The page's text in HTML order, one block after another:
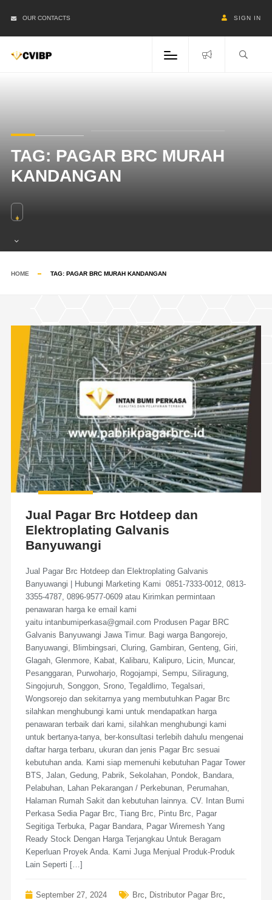
OUR CONTACTS SIGN IN
TAG: PAGAR BRC MURAH
KANDANGAN
HOME TAG: PAGAR BRC MURAH KANDANGAN
Jual Pagar Brc Hotdeep dan
Elektroplating Galvanis
Banyuwangi
Jual Pagar Brc Hotdeep dan Elektroplating Galvanis
Banyuwangi | Hubungi Marketing Kami 0851-7333-0012, 0813-
3355-4787, 0896-9577-0609 atau Kirimkan permintaan
penawaran harga ke email kami
yaitu intanbumiperkasa@gmail.com Produsen Pagar BRC
Galvanis Banyuwangi Jawa Timur. Bagi warga Bangorejo,
Banyuwangi, Blimbingsari, Cluring, Gambiran, Genteng, Giri,
Glagah, Glenmore, Kabat, Kalibaru, Kalipuro, Licin, Muncar,
Pesanggaran, Purwoharjo, Rogojampi, Sempu, Siliragung,
Singojuruh, Songgon, Srono, Tegaldlimo, Tegalsari,
Wongsorejo dan sekitarnya yang membutuhkan Pagar Brc
silahkan menghubungi kami untuk mendapatkan harga
penawaran terbaik dari kami, silahkan menghubungi kami
untuk bertanya-tanya, ber-konsultasi terlebih dahulu mengenai
daftar harga terbaru, ukuran dan jenis Pagar Brc sesuai
kebutuhan anda. Kami siap memenuhi kebutuhan Pagar Tower
BTS, Jalan, Gedung, Pabrik, Sekolahan, Pondok, Bandara,
Pelabuhan, Lahan Pekarangan / Perkebunan, Perumahan,
Halaman Rumah Sakit dan kebutuhan lainnya. CV. Intan Bumi
Perkasa Sedia Pagar Brc, Tiang Brc, Pintu Brc, Pagar
Segitiga Terbuka, Pagar Bandara, Pagar Wiremesh Yang
Ready Stock Dengan Harga Terjangkau Untuk Beragam
Keperluan Proyek Anda. Kami Juga Menjual Produk-Produk
Lain Seperti […]
September 27, 2024 Brc Distributor Pagar Brc